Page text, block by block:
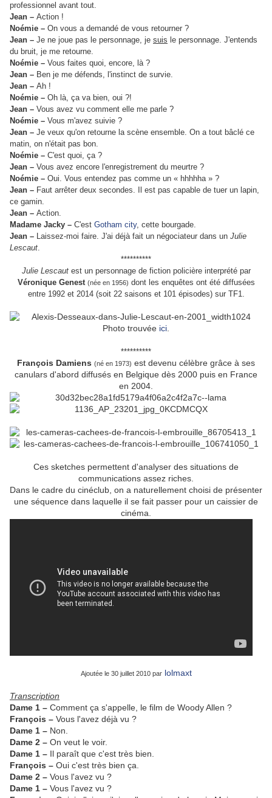
professionnel avant tout.
Jean – Action !
Noémie – On vous a demandé de vous retourner ?
Jean – Je ne joue pas le personnage, je suis le personnage. J'entends
du bruit, je me retourne.
Noémie – Vous faites quoi, encore, là ?
Jean – Ben je me défends, l'instinct de survie.
Jean – Ah !
Noémie – Oh là, ça va bien, oui ?!
Jean – Vous avez vu comment elle me parle ?
Noémie – Vous m'avez suivie ?
Jean – Je veux qu'on retourne la scène ensemble. On a tout bâclé ce
matin, on n'était pas bon.
Noémie – C'est quoi, ça ?
Jean – Vous avez encore l'enregistrement du meurtre ?
Noémie – Oui. Vous entendez pas comme un « hhhhha » ?
Jean – Faut arrêter deux secondes. Il est pas capable de tuer un lapin,
ce gamin.
Jean – Action.
Madame Jacky – C'est Gotham city, cette bourgade.
Jean – Laissez-moi faire. J'ai déjà fait un négociateur dans un Julie
Lescaut.
**********
Julie Lescautest un personnage de fiction policière interprété par
Véronique Genest (née en 1956) dont les enquêtes ont été diffusées
entre 1992 et 2014 (soit 22 saisons et 101 épisodes) sur TF1.
Photo trouvée ici
**********
François Damiens (né en 1973) est devenu célèbre grâce à ses
canulars d'abord diffusés en Belgique dès 2000 puis en France
en 2004.
Ces sketches permettent d'analyser des situations de
communications assez riches.
Dans le cadre du cinéclub, on a naturellement choisi de présenter
une séquence dans laquelle il se fait passer pour un caissier de
cinéma.
Ajoutée le 30 juillet 2010 par lolmaxt
Transcription
Dame 1 – Comment ça s'appelle, le film de Woody Allen ?
François – Vous l'avez déjà vu ?
Dame 1 – Non.
Dame 2 – On veut le voir.
Dame 1 – Il paraît que c'est très bien.
François – Oui c'est très bien ça.
Dame 2 – Vous l'avez vu ?
Dame 1 – Vous l'avez vu ?